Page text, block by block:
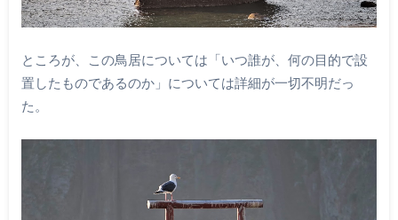
ところが、この鳥居については「いつ誰が、何の目的で設
置したものであるのか」については詳細が一切不明だっ
た。